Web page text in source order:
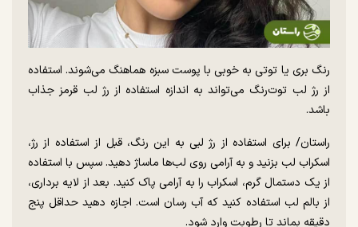
رنگ بری یا توتی به خوبی با پوست سبزه هماهنگ می‌شوند. استفاده
از رژ لب توت‌رنگ می‌تواند به اندازه استفاده از رژ لب قرمز جذاب
باشد.
راستان/ برای استفاده از رژ لبی به این رنگ، قبل از استفاده از رژ،
اسکراب لب بزنید و به آرامی روی لب‌ها ماساژ دهید. سپس با استفاده
از یک دستمال گرم، اسکراب را به آرامی پاک کنید. بعد از لایه برداری،
از بالم لب استفاده کنید که آب رسان است. اجازه دهید حداقل پنج
دقیقه بماند تا رطوبت وارد شود.